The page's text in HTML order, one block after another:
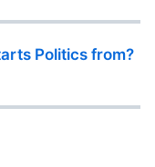
Politics from?